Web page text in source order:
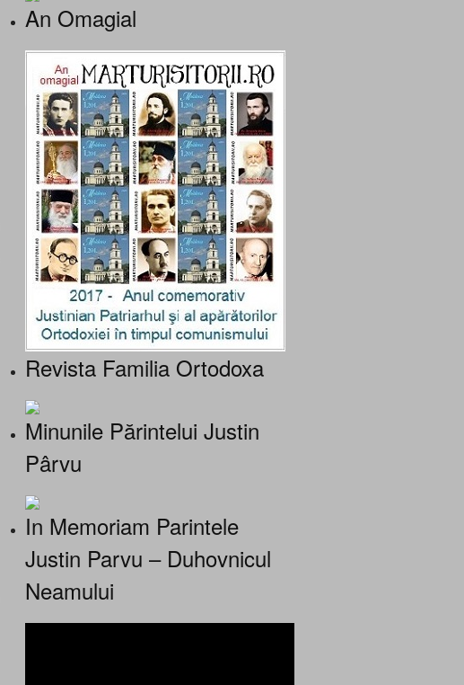
An Omagial
Revista Familia Ortodoxa
Minunile Părintelui Justin
Pârvu
In Memoriam Parintele
Justin Parvu – Duhovnicul
Neamului